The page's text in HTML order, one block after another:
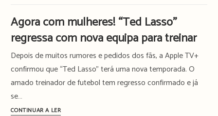
lista
portugueses
com
de
streaming.
Mas
adesões
Agora com mulheres! “Ted Lasso”
regressa com nova equipa para treinar
Depois de muitos rumores e pedidos dos fãs, a Apple TV+
confirmou que “Ted Lasso” terá uma nova temporada. O
amado treinador de futebol tem regresso confirmado e já
se…
CONTINUAR A LERAgora